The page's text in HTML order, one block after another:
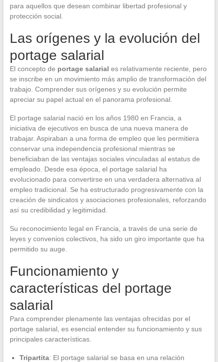
para aquellos que desean combinar libertad profesional y
protección social.
Las orígenes y la evolución del
portage salarial
El concepto de portage salarial es relativamente reciente, pero
se inscribe en un movimiento más amplio de transformación del
trabajo. Comprender sus orígenes y su evolución permite
apreciar su papel actual en el panorama profesional.
El portage salarial nació en los años 1980 en Francia, a
iniciativa de ejecutivos en busca de una nueva manera de
trabajar. Aspiraban a una forma de empleo que les permitiera
conservar una independencia profesional mientras se
beneficiaban de las ventajas sociales vinculadas al estatus de
empleado. Desde esa época, el portage salarial ha
evolucionado para convertirse en una verdadera alternativa al
empleo tradicional. Se ha estructurado progresivamente con la
creación de sindicatos y asociaciones profesionales, reforzando
así su credibilidad y legitimidad.
Su reconocimiento legal en Francia, a través de una serie de
leyes y convenios colectivos, ha sido un giro importante que ha
permitido su auge.
Funcionamiento y
características del portage
salarial
Para comprender plenamente las ventajas ofrecidas por el
portage salarial, es esencial entender su funcionamiento y sus
principales características.
Tripartita: El portage salarial se basa en una relación